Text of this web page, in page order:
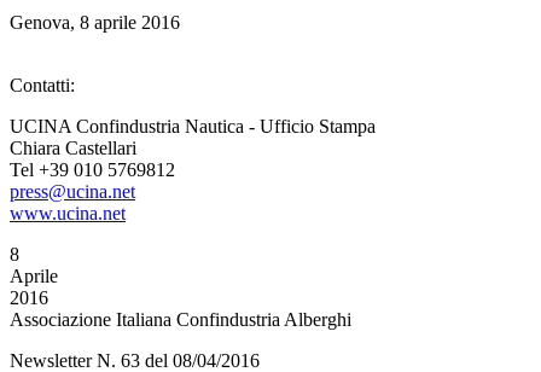
Genova, 8 aprile 2016
Contatti:
UCINA Confindustria Nautica - Ufficio Stampa
Chiara Castellari
Tel +39 010 5769812
press@ucina.net
www.ucina.net
8
Aprile
2016
Associazione Italiana Confindustria Alberghi
Newsletter N. 63 del 08/04/2016